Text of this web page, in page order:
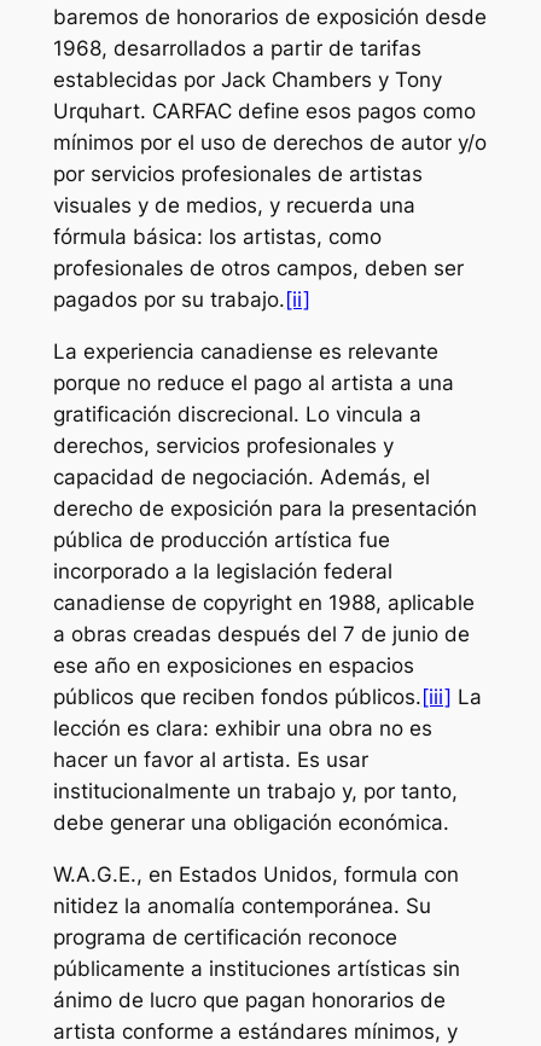
baremos de honorarios de exposición desde
1968, desarrollados a partir de tarifas
establecidas por Jack Chambers y Tony
Urquhart. CARFAC define esos pagos como
mínimos por el uso de derechos de autor y/o
por servicios profesionales de artistas
visuales y de medios, y recuerda una
fórmula básica: los artistas, como
profesionales de otros campos, deben ser
pagados por su trabajo. [ii]
La experiencia canadiense es relevante
porque no reduce el pago al artista a una
gratificación discrecional. Lo vincula a
derechos, servicios profesionales y
capacidad de negociación. Además, el
derecho de exposición para la presentación
pública de producción artística fue
incorporado a la legislación federal
canadiense de copyright en 1988, aplicable
a obras creadas después del 7 de junio de
ese año en exposiciones en espacios
públicos que reciben fondos públicos. [iii] La
lección es clara: exhibir una obra no es
hacer un favor al artista. Es usar
institucionalmente un trabajo y, por tanto,
debe generar una obligación económica.
W.A.G.E., en Estados Unidos, formula con
nitidez la anomalía contemporánea. Su
programa de certificación reconoce
públicamente a instituciones artísticas sin
ánimo de lucro que pagan honorarios de
artista conforme a estándares mínimos, y